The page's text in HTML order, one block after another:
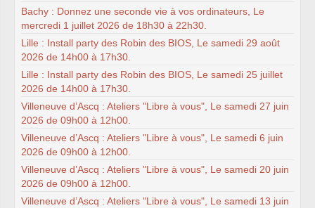
Bachy : Donnez une seconde vie à vos ordinateurs, Le
mercredi 1 juillet 2026 de 18h30 à 22h30.
Lille : Install party des Robin des BIOS, Le samedi 29 août
2026 de 14h00 à 17h30.
Lille : Install party des Robin des BIOS, Le samedi 25 juillet
2026 de 14h00 à 17h30.
Villeneuve d’Ascq : Ateliers "Libre à vous", Le samedi 27 juin
2026 de 09h00 à 12h00.
Villeneuve d’Ascq : Ateliers "Libre à vous", Le samedi 6 juin
2026 de 09h00 à 12h00.
Villeneuve d’Ascq : Ateliers "Libre à vous", Le samedi 20 juin
2026 de 09h00 à 12h00.
Villeneuve d’Ascq : Ateliers "Libre à vous", Le samedi 13 juin